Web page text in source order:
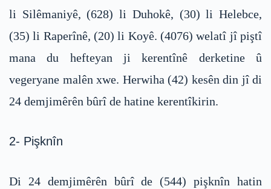
li Silêmaniyê, (628) li Duhokê, (30) li Helebce,
(35) li Raperînê, (20) li Koyê. (4076) welatî jî piştî
mana du hefteyan ji kerentînê derketine û
vegeryane malên xwe. Herwiha (42) kesên din jî di
24 demjimêrên bûrî de hatine kerentîkirin.
2- Pişknîn
Di 24 demjimêrên bûrî de (544) pişknîn hatin